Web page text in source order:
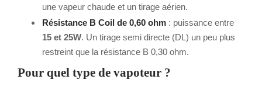
une vapeur chaude et un tirage aérien.
Résistance B Coil de 0,60 ohm : puissance entre
15 et 25W. Un tirage semi directe (DL) un peu plus
restreint que la résistance B 0,30 ohm.
Pour quel type de vapoteur ?